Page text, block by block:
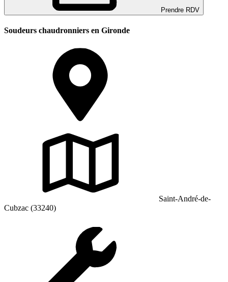
Prendre RDV
Soudeurs chaudronniers en Gironde
Saint-André-de-
Cubzac (33240)